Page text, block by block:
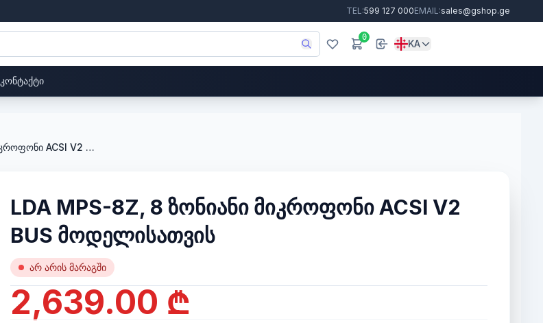
TEL:599 127 000EMAIL:sales@gshop.ge
0
KA
კონტაქტი
LDA MPS-8Z, 8 ზონიანი მიკროფონი ACSI V2 BUS მოდელისათვის
LDA MPS-8Z, 8 ზონიანი მიკროფონი ACSI V2
BUS მოდელისათვის
არ არის მარაგში
2,639.00 ₾